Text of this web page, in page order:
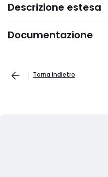
Descrizione estesa
Documentazione
Torna indietro